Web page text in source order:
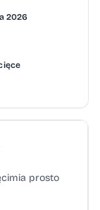
2026
prosto